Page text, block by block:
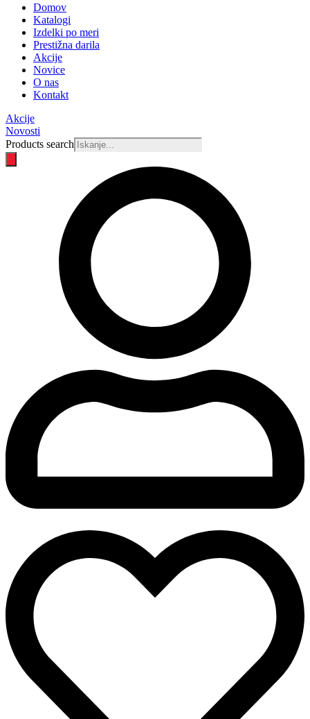
Domov
Katalogi
Izdelki po meri
Prestižna darila
Akcije
Novice
O nas
Kontakt
Akcije
Novosti
Products search